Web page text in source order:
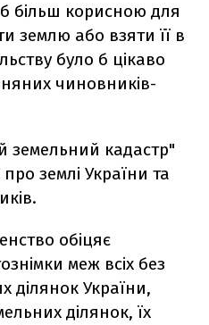
більш корисною для
землю або взяти її в
було б цікаво
чиновників-
кадастр"
землі України та
обіцяє
меж всіх без
ділянок України,
ділянок, їх